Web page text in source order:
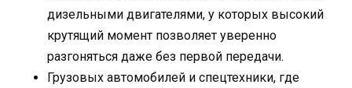
дизельными двигателями, у которых высокий
крутящий момент позволяет уверенно
разгоняться даже без первой передачи.
Грузовых автомобилей и спецтехники, где